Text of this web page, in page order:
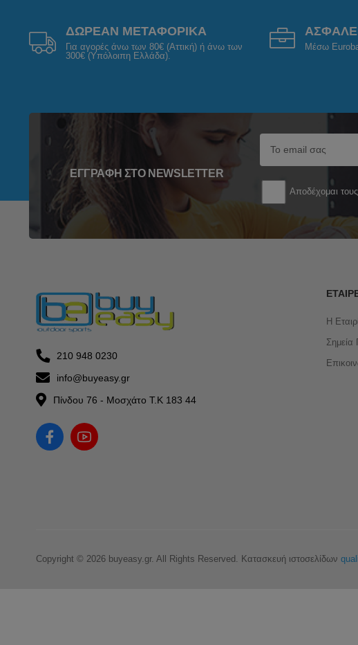
ΔΩΡΕΑΝ ΜΕΤΑΦΟΡΙΚΑ
Για αγορές άνω των 80€ (Αττική) ή άνω των
300€ (Υπόλοιπη Ελλάδα).
Μέσω
ΕΓΓΡΑΦΉ ΣΤΟ NEWSLETTER
Αποδέχομαι
210 948 0230
info@buyeasy.gr
Πίνδου 76 - Μοσχάτο Τ.Κ 183 44
Η
Σημεία
Copyright © 2026 buyeasy.gr. All Rights Reserved. Κατασκευή ιστοσελίδων